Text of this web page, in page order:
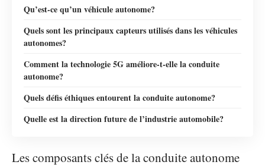
Qu’est-ce qu’un véhicule autonome?
Quels sont les principaux capteurs utilisés dans les véhicules
autonomes?
Comment la technologie 5G améliore-t-elle la conduite
autonome?
Quels défis éthiques entourent la conduite autonome?
Quelle est la direction future de l’industrie automobile?
Les composants clés de la conduite autonome